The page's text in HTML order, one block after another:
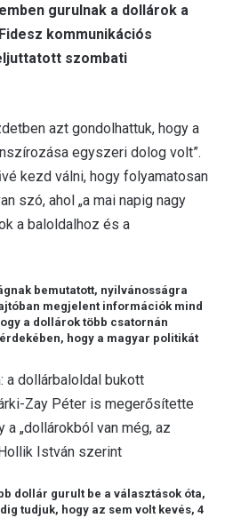
gurulnak a dollárok a
kommunikációs
szombati
azt gondolhattuk, hogy a
egyszeri dolog volt”.
kezd válni, hogy folyamatosan
szó, ahol „a mai napig nagy
a baloldalhoz és a
bemutatott, nyilvánosságra
megjelent információk mind
a dollárok több csatornán
hogy a magyar politikát
a dollárbaloldal bukott
Zay Péter is megerősítette
„dollárokból van még, az
István szerint
dollár gurult be a választások óta,
tudjuk, hogy az sem volt kevés, 4